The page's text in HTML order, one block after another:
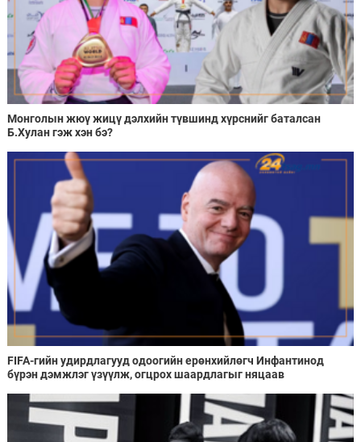
Монголын жюү жицү дэлхийн түвшинд хүрснийг баталсан
Б.Хулан гэж хэн бэ?
FIFA-гийн удирдлагууд одоогийн ерөнхийлөгч Инфантинод
бүрэн дэмжлэг үзүүлж, огцрох шаардлагыг няцаав